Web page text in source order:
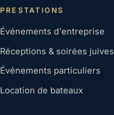
PRESTATIONS
Événements d'entreprise
Réceptions & soirées juives
Événements particuliers
Location de bateaux